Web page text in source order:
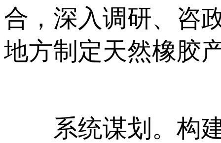
合，深入调研、咨
地方制定天然橡胶
系统谋划。构建